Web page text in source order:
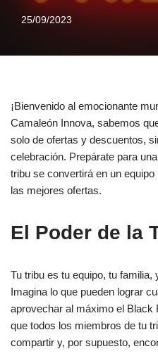
25/09/2023
¡Bienvenido al emocionante
Camaleón Innova, sabemos
solo de ofertas y descuentos,
celebración. Prepárate para
tribu se convertirá en un
las mejores ofertas.
El Poder de la
Tu tribu es tu equipo, tu familia,
Imagina lo que pueden lograr
aprovechar al máximo el Black
que todos los miembros de tu
compartir y, por supuesto,